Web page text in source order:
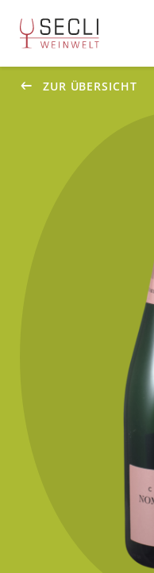
ZUR ÜBERSICHT